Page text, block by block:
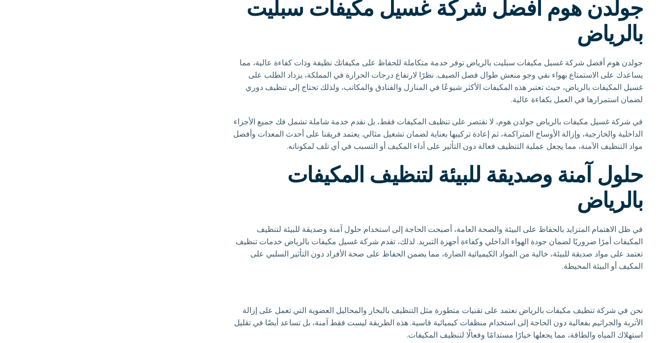
جولدن هوم أفضل شركة غسيل مكيفات سبليت
بالرياض
جولدن هوم أفضل شركة غسيل مكيفات سبليت بالرياض توفر خدمة متكاملة للحفاظ على مكيفاتك نظيفة وذات كفاءة عالية، مما
يساعدك على الاستمتاع بهواء نقي وجو منعش طوال فصل الصيف. نظرًا لارتفاع درجات الحرارة في المملكة، يزداد الطلب على
غسيل المكيفات بالرياض، حيث تعتبر هذه المكيفات الأكثر شيوعًا في المنازل والفنادق والمكاتب، ولذلك تحتاج إلى تنظيف دوري
لضمان استمرارها في العمل بكفاءة عالية.
في شركة غسيل مكيفات بالرياض جولدن هوم، لا نقتصر على تنظيف المكيفات فقط، بل نقدم خدمة شاملة تشمل فك جميع الأجزاء
الداخلية والخارجية، وإزالة الأوساخ المتراكمة، ثم إعادة تركيبها بعناية لضمان تشغيل مثالي. يعتمد فريقنا على أحدث المعدات وأفضل
مواد التنظيف الآمنة، مما يجعل عملية التنظيف فعالة دون التأثير على أداء المكيف أو التسبب في أي تلف لمكوناته.
حلول آمنة وصديقة للبيئة لتنظيف المكيفات
بالرياض
في ظل الاهتمام المتزايد بالحفاظ على البيئة والصحة العامة، أصبحت الحاجة إلى استخدام حلول آمنة وصديقة للبيئة لتنظيف
المكيفات أمرًا ضروريًا لضمان جودة الهواء الداخلي وكفاءة أجهزة التبريد. لذلك، تقدم شركة غسيل مكيفات بالرياض خدمات تنظيف
تعتمد على مواد صديقة للبيئة، خالية من المواد الكيميائية الضارة، مما يضمن الحفاظ على صحة الأفراد دون التأثير السلبي على
المكيف أو البيئة المحيطة.
نحن في شركة تنظيف مكيفات بالرياض نعتمد على تقنيات متطورة مثل التنظيف بالبخار والمحاليل العضوية التي تعمل على إزالة
الأتربة والجراثيم بفعالية دون الحاجة إلى استخدام منظفات كيميائية قاسية. هذه الطريقة ليست فقط آمنة، بل تساعد أيضًا في تقليل
استهلاك المياه والطاقة، مما يجعلها خيارًا مستدامًا وفعالًا لتنظيف المكيفات.